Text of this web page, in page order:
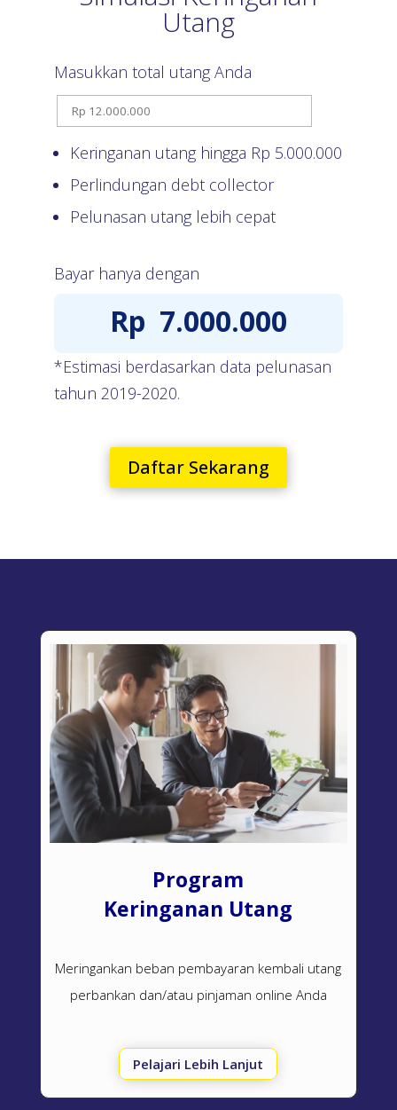
Utang
Masukkan total utang Anda
Keringanan utang hingga Rp 5.000.000
Perlindungan debt collector
Pelunasan utang lebih cepat
Bayar hanya dengan
Rp 7.000.000
*Estimasi berdasarkan data pelunasan
tahun 2019-2020.
Daftar Sekarang
Program
Keringanan Utang
Meringankan beban pembayaran kembali utang
perbankan dan/atau pinjaman online Anda
Pelajari Lebih Lanjut